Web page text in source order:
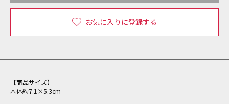
お気に入りに登録する
【商品サイズ】
本体約7.1×5.3cm